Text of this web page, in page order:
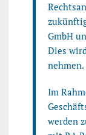
GmbH
Dies
nehmen.
Im
werden